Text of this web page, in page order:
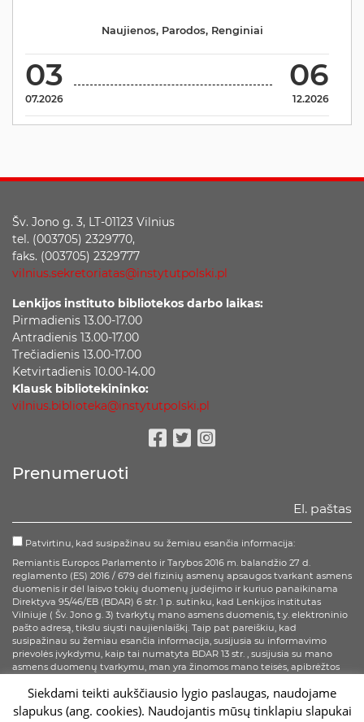
03
07.2026
06
12.2026
Naujienos, Parodos, Renginiai
Šv. Jono g. 3, LT-01123 Vilnius
tel. (003705) 2329770,
faks. (003705) 2329777
vilnius.sekretoriatas@instytutpolski.pl
Lenkijos instituto bibliotekos darbo laikas:
Pirmadienis 13.00-17.00
Antradienis 13.00-17.00
Trečiadienis 13.00-17.00
Ketvirtadienis 10.00-14.00
Klausk bibliotekininko:
vilnius.biblioteka@instytutpolski.pl
Prenumeruoti
Patvirtinu, kad susipažinau su žemiau esančia informacija:
Remiantis Europos Parlamento ir Tarybos 2016 m. balandžio 27 d.
reglamento (ES) 2016 / 679 dėl fizinių asmenų apsaugos tvarkant asmens
duomenis ir dėl laisvo tokių duomenų judėjimo ir kuriuo panaikinama
Direktyva 95/46/EB (BDAR) 6 str. 1 p. sutinku, kad Lenkijos institutas
Vilniuje ( Šv. Jono g. 3) tvarkytų mano asmens duomenis, t.y. elektroninio
pašto adresą, tikslu siųsti naujienlaiškį. Taip pat pareiškiu, kad
susipažinau su žemiau esančia informacija, susijusia su informavimo
prievolės įvykdymu, kaip tai numatyta BDAR 13 str. , susijusia su mano
asmens duomenų tvarkymu, man yra žinomos mano teisės, apibrėžtos
Prenumeruoti
Siekdami teikti aukščiausio lygio paslaugas, naudojame
slapukus (ang. cookies). Naudojantis mūsų tinklapiu slapukai